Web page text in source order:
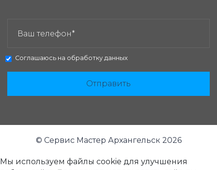
Соглашаюсь на обработку данных
Отправить
© Сервис Мастер Архангельск 2026
Мы используем файлы cookie для улучшения